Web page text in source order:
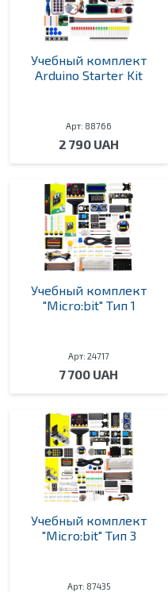
Учебный комплект
Arduino Starter Kit
Арт: 88766
2 790 UAH
Учебный комплект
"Micro:bit" Тип 1
Арт: 24717
7 700 UAH
Учебный комплект
"Micro:bit" Тип 3
Арт: 87435